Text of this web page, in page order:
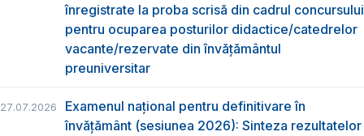
înregistrate la proba scrisă din cadrul concursului
pentru ocuparea posturilor didactice/catedrelor
vacante/rezervate din învăţământul
preuniversitar
27.07.2026
Examenul național pentru definitivare în
învățământ (sesiunea 2026): Sinteza rezultatelor